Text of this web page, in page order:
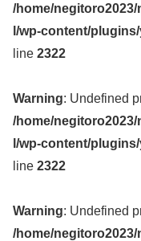
/home/
l/wp-content/
line 2322
Warning: Undefined
/home/
l/wp-content/
line 2322
Warning: Undefined
/home/